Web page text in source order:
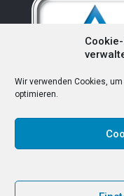
Wir verwenden Cookies,
optimieren.
Deutsch